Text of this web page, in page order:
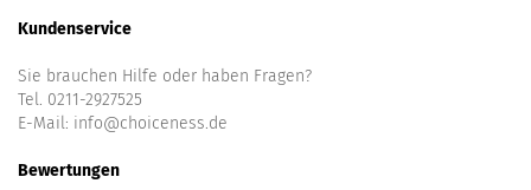
Kundenservice
Sie brauchen Hilfe oder haben Fragen?
Tel. 0211-2927525
E-Mail: info@choiceness.de
Bewertungen